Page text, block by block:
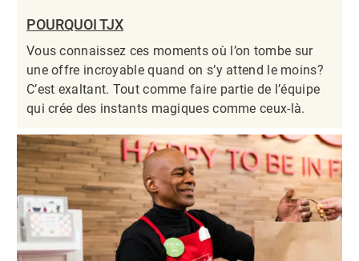
POURQUOI TJX
Vous connaissez ces moments où l’on tombe sur
une offre incroyable quand on s’y attend le moins?
C’est exaltant. Tout comme faire partie de l’équipe
qui crée des instants magiques comme ceux-là.​​​​​​​